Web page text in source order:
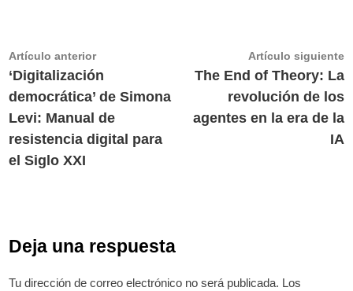
Navegación
de
entradas
Artículo anteriorArtículo
anterior:
‘Digitalización
democrática’ de Simona
Levi: Manual de
resistencia digital para
el Siglo XXI
Artículo siguiente
The End of Theory: La
revolución de los
agentes en la era de la
IA
Deja una respuesta
Tu dirección de correo electrónico no será publicada. Los